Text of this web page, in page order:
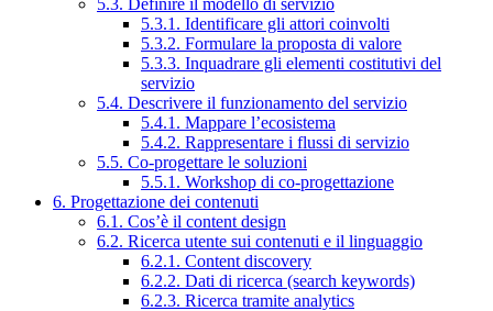
5.3. Definire il modello di servizio
5.3.1. Identificare gli attori coinvolti
5.3.2. Formulare la proposta di valore
5.3.3. Inquadrare gli elementi costitutivi del
servizio
5.4. Descrivere il funzionamento del servizio
5.4.1. Mappare l’ecosistema
5.4.2. Rappresentare i flussi di servizio
5.5. Co-progettare le soluzioni
5.5.1. Workshop di co-progettazione
6. Progettazione dei contenuti
6.1. Cos’è il content design
6.2. Ricerca utente sui contenuti e il linguaggio
6.2.1. Content discovery
6.2.2. Dati di ricerca (search keywords)
6.2.3. Ricerca tramite analytics